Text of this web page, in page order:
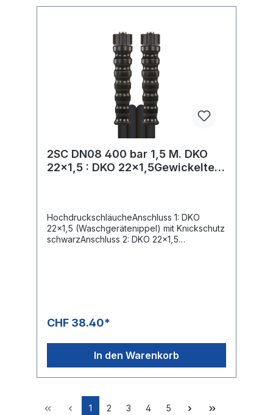
2SC DN08 400 bar 1,5 M. DKO
22x1,5 : DKO 22x1,5Gewickelte
HochdruckschläucheAnschluss 1: DKO
22x1,5 (Waschgerätenippel) mit Knickschutz
schwarzAnschluss 2: DKO 22x1,5
CHF 38.40*
In den Warenkorb
1 2 3 4 5